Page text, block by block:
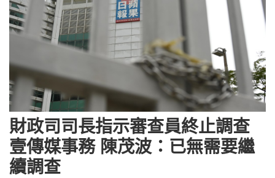
財政司司長指示審查員終止調查
壹傳媒事務 陳茂波：已無需要繼
續調查